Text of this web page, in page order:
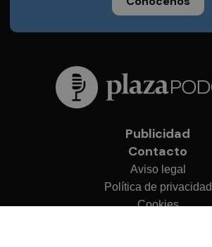
Publicidad
Contacto
Aviso legal
Política de privacidad
Cookies